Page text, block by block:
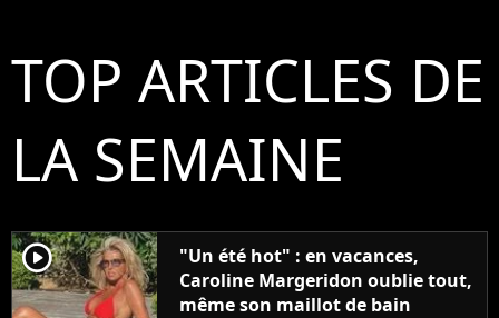
TOP ARTICLES DE
LA SEMAINE
player2
"Un été hot" : en vacances,
Caroline Margeridon oublie tout,
même son maillot de bain